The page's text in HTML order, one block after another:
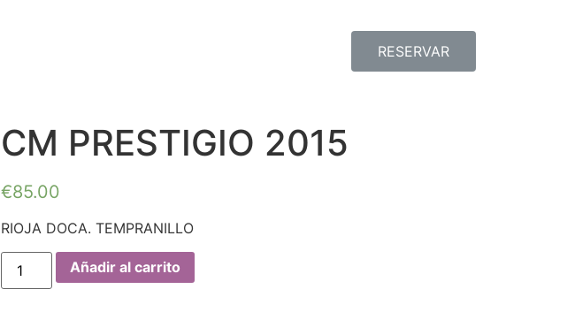
RESERVAR
CM PRESTIGIO 2015
€85.00
RIOJA DOCA. TEMPRANILLO
Añadir al carrito